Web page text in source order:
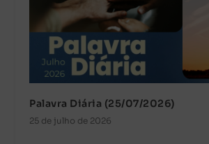
Palavra Diária (25/07/2026)
25 de julho de 2026